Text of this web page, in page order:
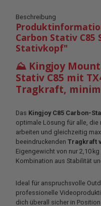
Beschreibung
Carbon Stativ C85
Stativkopf"
⛰️ Kingjoy
Stativ C85 mit
Tragkraft,
Das Kingjoy C85 Carbon-
optimale Lösung für alle, die
arbeiten und gleichzeitig
beeindruckenden Tragkraft
Eigengewicht von nur 2,10
Kombination aus Stabilität
Ideal für anspruchsvolle
professionelle
dich überall sicher in Position.